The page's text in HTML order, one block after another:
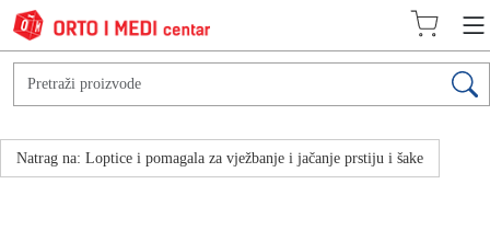
Natrag na: Loptice i pomagala za vježbanje i jačanje prstiju i šake